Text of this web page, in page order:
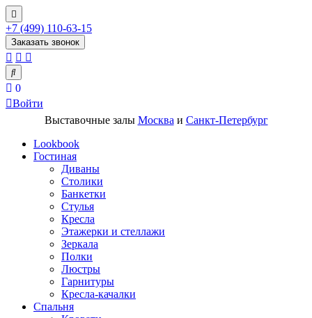
+7 (499) 110-63-15
Заказать звонок
0
Войти
Выставочные залы Москва и Санкт-Петербург
Lookbook
Гостиная
Диваны
Столики
Банкетки
Стулья
Кресла
Этажерки и стеллажи
Зеркала
Полки
Люстры
Гарнитуры
Кресла-качалки
Спальня